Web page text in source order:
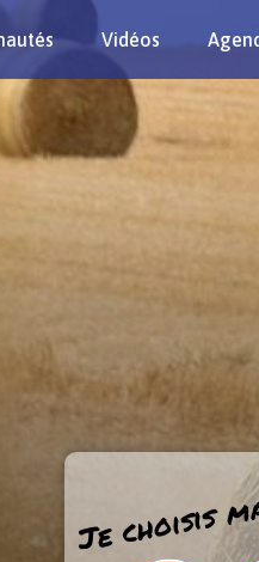
Vidéos
Je choisis